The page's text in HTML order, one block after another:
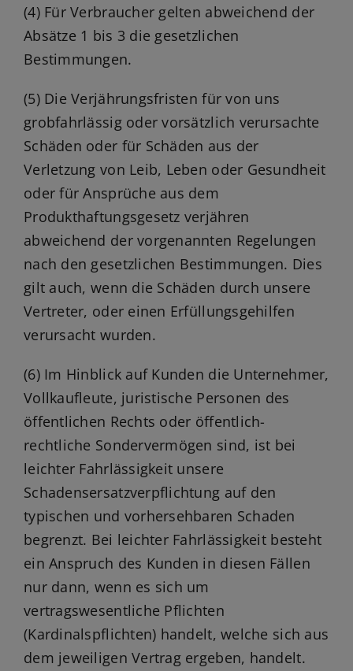
(4) Für Verbraucher gelten abweichend der
Absätze 1 bis 3 die gesetzlichen
Bestimmungen.
(5) Die Verjährungsfristen für von uns
grobfahrlässig oder vorsätzlich verursachte
Schäden oder für Schäden aus der
Verletzung von Leib, Leben oder Gesundheit
oder für Ansprüche aus dem
Produkthaftungsgesetz verjähren
abweichend der vorgenannten Regelungen
nach den gesetzlichen Bestimmungen. Dies
gilt auch, wenn die Schäden durch unsere
Vertreter, oder einen Erfüllungsgehilfen
verursacht wurden.
(6) Im Hinblick auf Kunden die Unternehmer,
Vollkaufleute, juristische Personen des
öffentlichen Rechts oder öffentlich-
rechtliche Sondervermögen sind, ist bei
leichter Fahrlässigkeit unsere
Schadensersatzverpflichtung auf den
typischen und vorhersehbaren Schaden
begrenzt. Bei leichter Fahrlässigkeit besteht
ein Anspruch des Kunden in diesen Fällen
nur dann, wenn es sich um
vertragswesentliche Pflichten
(Kardinalspflichten) handelt, welche sich aus
dem jeweiligen Vertrag ergeben, handelt.